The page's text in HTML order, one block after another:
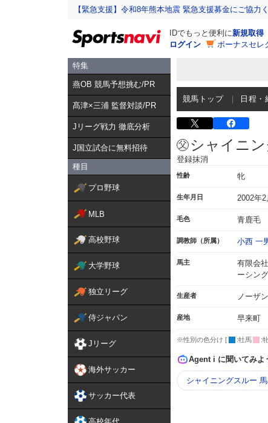
【緊急支援】令和8年熊本地震 緊急支援募金にご協力
IDでもっと便利に新規取得
ログイン
ボーナスセ
特集
燕OB 競馬予想挑む/PR
髙津×三浦 監督対談/PR
Jリーグ戦力 徹底分析
J国立試合に無料招待
種目
プロ野球
MLB
高校野球
大学野球
独立リーグ
侍ジャパン
Jリーグ
海外サッカー
サッカー代表
競馬トップ 日程・
シャイニ
登録抹消
性齢 牝
生年月日 2002年2
毛色 青鹿毛
調教師（所属） 小西 一
馬主
有限会
ーシング
生産者 ノーザ
産地 早来町
※性別の色分け [ :牡馬 :
Agent i に聞いてみよ
シャイニングスルー